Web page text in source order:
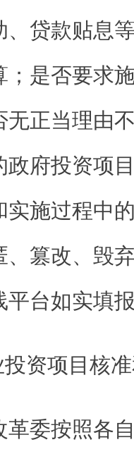
、贷款贴息
；是否要求
无正当理由
政府投资项
实施过程中
、篡改、毁
平台如实填
资项目核
革委按照各